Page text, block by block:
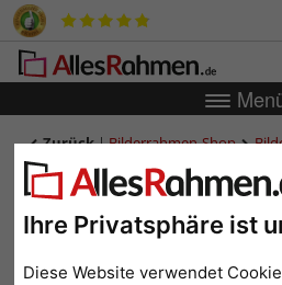
Ihre Privatsphäre ist
Diese Website verwendet
Zurück|Bilderrahmen-Shop
Holz
Holz-Bilderrahmen Pau
Holz-